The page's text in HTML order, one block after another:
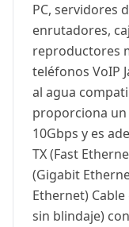
PC, servidores
enrutadores,
reproductores
teléfonos VoIP
al agua
proporciona
10Gbps y es
TX (Fast
(Gigabit
Ethernet)
sin blindaje)